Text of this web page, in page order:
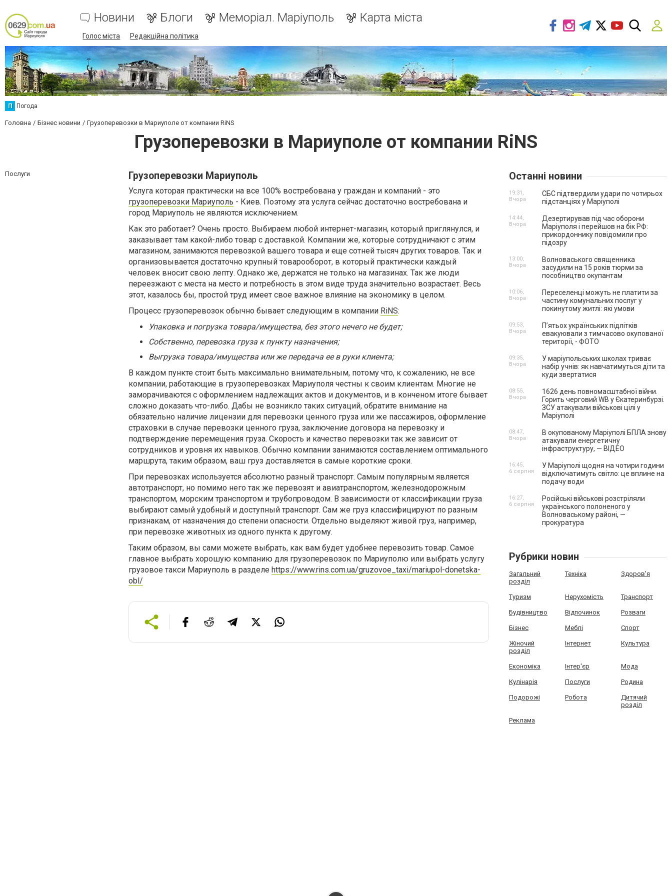
Новини Блоги Меморіал. Маріуполь Карта міста
Голос міста Редакційна політика
П Погода
Головна Бізнес новини Грузоперевозки в Мариуполе от компании RiNS
Грузоперевозки в Мариуполе от компании RiNS
Послуги Грузоперевозки Мариуполь
Услуга которая практически на все 100% востребована у граждан и компаний - это
грузоперевозки Мариуполь - Киев. Поэтому эта услуга сейчас достаточно востребована и
город Мариуполь не являются исключением.
Как это работает? Очень просто. Выбираем любой интернет-магазин, который приглянулся, и
заказывает там какой-либо товар с доставкой. Компании же, которые сотрудничают с этим
магазином, занимаются перевозкой вашего товара и еще сотней тысяч других товаров. Так и
организовывается достаточно крупный товарооборот, в который практически каждый
человек вносит свою лепту. Однако же, держатся не только на магазинах. Так же люди
переезжают с места на место и потребность в этом виде труда значительно возрастает. Весь
этот, казалось бы, простой труд имеет свое важное влияние на экономику в целом.
Процесс грузоперевозок обычно бывает следующим в компании RiNS:
Упаковка и погрузка товара/имущества, без этого нечего не будет;
Собственно, перевозка груза к пункту назначения;
Выгрузка товара/имущества или же передача ее в руки клиента;
В каждом пункте стоит быть максимально внимательным, потому что, к сожалению, не все
компании, работающие в грузоперевозках Мариуполя честны к своим клиентам. Многие не
заморачиваются с оформлением надлежащих актов и документов, и в конченом итоге бывает
сложно доказать что-либо. Дабы не возникло таких ситуаций, обратите внимание на
обязательно наличие лицензии для перевозки ценного груза или же пассажиров, оформление
страховки в случае перевозки ценного груза, заключение договора на перевозку и
подтверждение перемещения груза. Скорость и качество перевозки так же зависит от
сотрудников и уровня их навыков. Обычно компании занимаются составлением оптимального
маршрута, таким образом, ваш груз доставляется в самые короткие сроки.
При перевозках используется абсолютно разный транспорт. Самым популярным является
автотранспорт, но помимо него так же перевозят и авиатранспортом, железнодорожным
транспортом, морским транспортом и трубопроводом. В зависимости от классификации груза
выбирают самый удобный и доступный транспорт. Сам же груз классифицируют по разным
признакам, от назначения до степени опасности. Отдельно выделяют живой груз, например,
при перевозке животных из одного пункта к другому.
Таким образом, вы сами можете выбрать, как вам будет удобнее перевозить товар. Самое
главное выбрать хорошую компанию для грузоперевозок по Мариуполю или выбрать услугу
грузовое такси Мариуполь в разделе https://www.rins.com.ua/gruzovoe_taxi/mariupol-donetska-
obl/
Останні новини
СБС підтвердили удари по чотирьох
підстанціях у Маріуполі
19:31,
Вчора
Дезертирував під час оборони
Маріуполя і перейшов на бік РФ:
прикордоннику повідомили про
підозру
14:44,
Вчора
Волноваського священника
засудили на 15 років тюрми за
пособництво окупантам
13:00,
Вчора
Переселенці можуть не платити за
частину комунальних послуг у
покинутому житлі: які умови
10:06,
Вчора
П’ятьох українських підлітків
евакуювали з тимчасово окупованої
території, - ФОТО
09:53,
Вчора
У маріупольських школах триває
набір учнів: як навчатимуться діти та
куди звертатися
09:35,
Вчора
1626 день повномасштабної війни.
Горить черговий WB у Єкатеринбурзі.
ЗСУ атакували військові цілі у
Маріуполі
08:55,
Вчора
В окупованому Маріуполі БПЛА знову
атакували енергетичну
інфраструктуру, — ВІДЕО
08:47,
Вчора
У Маріуполі щодня на чотири години
відключатимуть світло: це вплине на
подачу води
16:45,
6 серпня
Російські військові розстріляли
українського полоненого у
Волноваському районі, —
прокуратура
16:27,
6 серпня
Рубрики новин
Загальний
розділ
Техніка Здоров'я
Туризм Нерухомість Транспорт
Будівництво Відпочинок Розваги
Бізнес Меблі Спорт
Жіночий
розділ
Інтернет Культура
Економіка Інтер'єр Мода
Кулінарія Послуги Родина
Подорожі Робота
Дитячий
розділ
Реклама